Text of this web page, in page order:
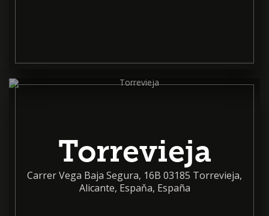
Torrevieja
Carrer Vega Baja Segura, 16B 03185 Torrevieja,
Alicante, Espaňa, España